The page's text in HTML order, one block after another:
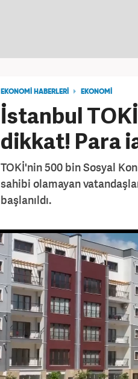
EKONOMİ HABERLERİ EKONOMİ
İstanbul
dikkat! Para
TOKİ'nin 500 bin Sosyal
sahibi olamayan
başlanıldı.